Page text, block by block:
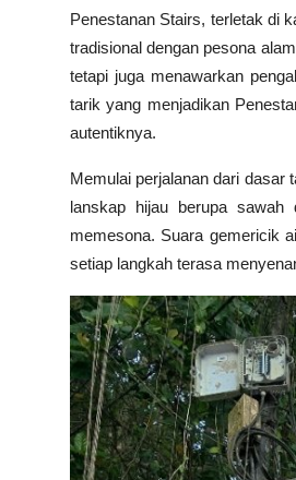
Penestanan Stairs, terletak di
tradisional dengan pesona
tetapi juga menawarkan
tarik yang menjadikan
autentiknya.
Memulai perjalanan dari dasar
lanskap hijau berupa sawah
memesona. Suara gemericik
setiap langkah terasa